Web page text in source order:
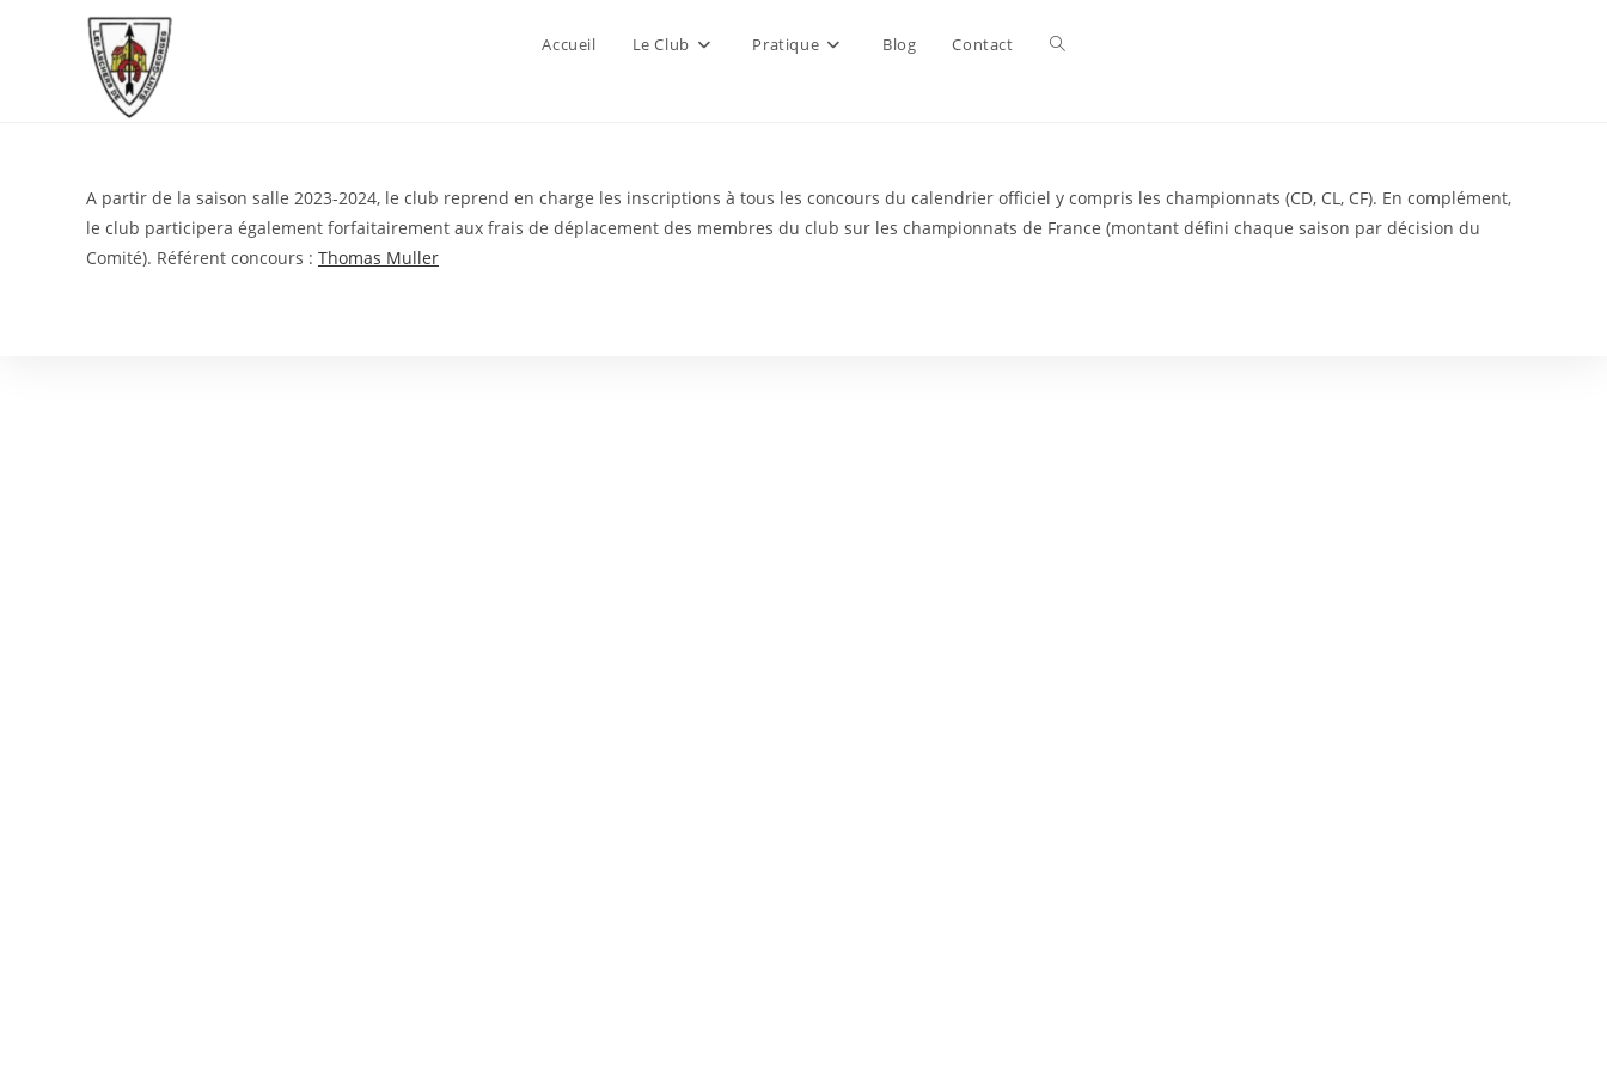
Accueil Le Club Pratique Blog Contact Toggle
search
A partir de la saison salle 2023-2024, le club reprend en charge les inscriptions à tous les concours du calendrier officiel y compris les championnats (CD, CL, CF). En complément,
le club participera également forfaitairement aux frais de déplacement des membres du club sur les championnats de France (montant défini chaque saison par décision du
Comité). Référent concours : Thomas Muller